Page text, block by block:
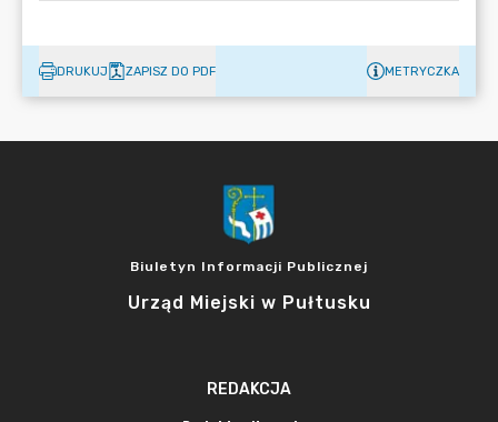
DRUKUJ ZAPISZ DO PDF METRYCZKA
Biuletyn Informacji Publicznej
Urząd Miejski w Pułtusku
REDAKCJA